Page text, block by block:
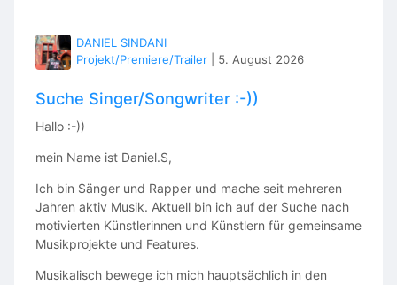
DANIEL SINDANI
Projekt/Premiere/Trailer
5. August 2026
Suche Singer/Songwriter :-))
Hallo :-))
mein Name ist Daniel.S,
Ich bin Sänger und Rapper und mache seit mehreren
Jahren aktiv Musik. Aktuell bin ich auf der Suche nach
motivierten Künstlerinnen und Künstlern für gemeinsame
Musikprojekte und Features.
Musikalisch bewege ich mich hauptsächlich in den